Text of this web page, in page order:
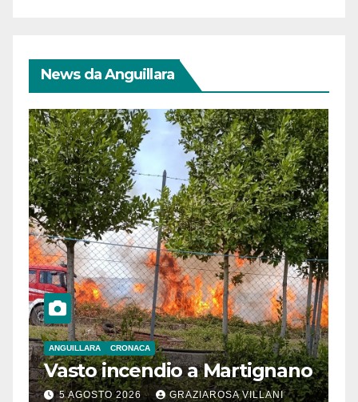
News da Anguillara
ANGUILLARA CRONACA
Vasto incendio a Martignano
5 AGOSTO 2026 GRAZIAROSA VILLANI